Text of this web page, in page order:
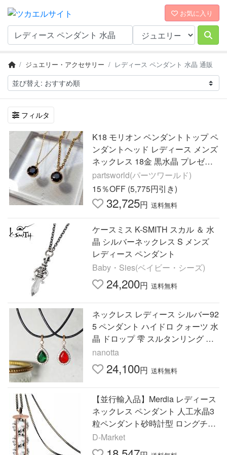
お気に入り
ジュエリー・アクセサリー レディース ペンダント 水晶 通販
フィルタ
K18 モリオン ペンダントトップ ペ
ンダントヘッド レディース メンズ
ネックレス 18金 黒水晶 プレゼン
ト 天然石 パワーストーン
partsworld(パーツワールド)
15％OFF (5,775円引き)
32,725円 送料無料
ケースミス K-SMITH スカル ＆ 水
晶 シルバーネックレス S メンズ
レディース ペンダント
Baby・Sies(ベイビー・シーズ)
24,200円 送料無料
ネックレス レディース シルバー92
5 ペンダント ハイドロ クォーツ 水
晶 ドロップ 雫 スルタンリング ア
ンティーク nanotta NNC006
nanotta
24,100円 送料無料
【並行輸入品】Merdia レディース
ネックレス ペンダント 人工水晶3
粒ペンダント砂時計型 ロングチェ
ーン ファッション首飾り セータ
ー チェーン
D-Market